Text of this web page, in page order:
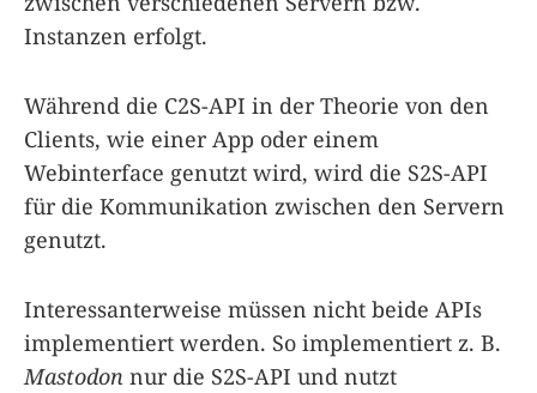
Instanzen erfolgt.
Während die C2S-API in der Theorie von den
Clients, wie einer App oder einem
Webinterface genutzt wird, wird die S2S-API
für die Kommunikation zwischen den Servern
genutzt.
Interessanterweise müssen nicht beide APIs
implementiert werden. So implementiert z. B.
Mastodon nur die S2S-API und nutzt